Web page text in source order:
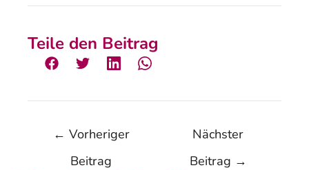
Teile den Beitrag
← Vorheriger
Beitrag
Nächster
Beitrag →